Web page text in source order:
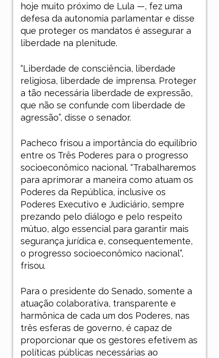
hoje muito próximo de Lula —, fez uma
defesa da autonomia parlamentar e disse
que proteger os mandatos é assegurar a
liberdade na plenitude.
“Liberdade de consciência, liberdade
religiosa, liberdade de imprensa. Proteger
a tão necessária liberdade de expressão,
que não se confunde com liberdade de
agressão”, disse o senador.
Pacheco frisou a importância do equilíbrio
entre os Três Poderes para o progresso
socioeconômico nacional. “Trabalharemos
para aprimorar a maneira como atuam os
Poderes da República, inclusive os
Poderes Executivo e Judiciário, sempre
prezando pelo diálogo e pelo respeito
mútuo, algo essencial para garantir mais
segurança jurídica e, consequentemente,
o progresso socioeconômico nacional”,
frisou.
Para o presidente do Senado, somente a
atuação colaborativa, transparente e
harmônica de cada um dos Poderes, nas
três esferas de governo, é capaz de
proporcionar que os gestores efetivem as
políticas públicas necessárias ao